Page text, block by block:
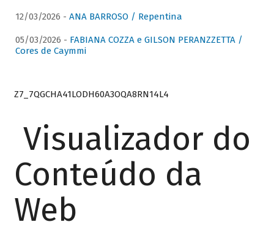
12/03/2026 - ANA BARROSO / Repentina
05/03/2026 - FABIANA COZZA e GILSON PERANZZETTA /
Cores de Caymmi
Z7_7QGCHA41LODH60A3OQA8RN14L4
Visualizador do
Conteúdo da
Web